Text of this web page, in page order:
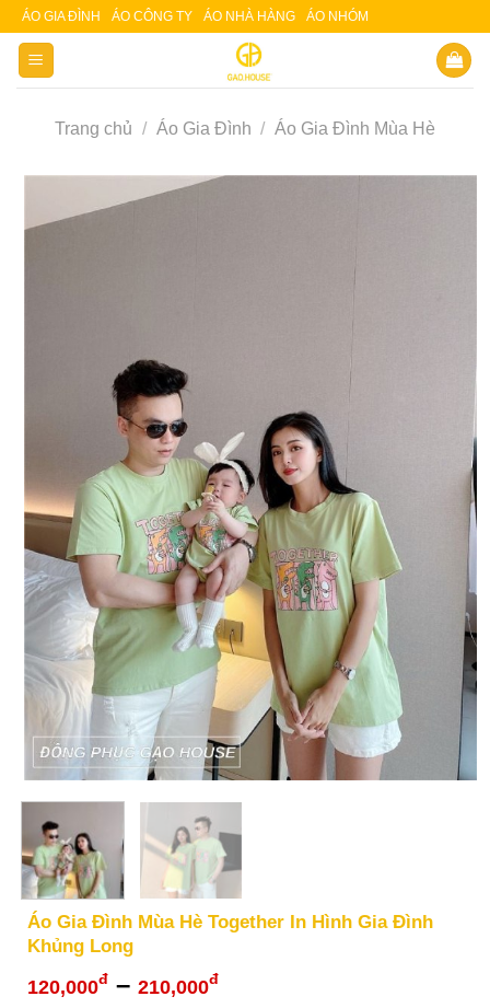
Skip
content
ÁO GIA ĐÌNH ÁO CÔNG TY ÁO NHÀ HÀNG ÁO NHÓM
Trang chủ / Áo Gia Đình / Áo Gia Đình Mùa Hè
Áo Gia Đình Mùa Hè Together In Hình Gia Đình
Khủng Long
120,000đ – 210,000đKhoảng